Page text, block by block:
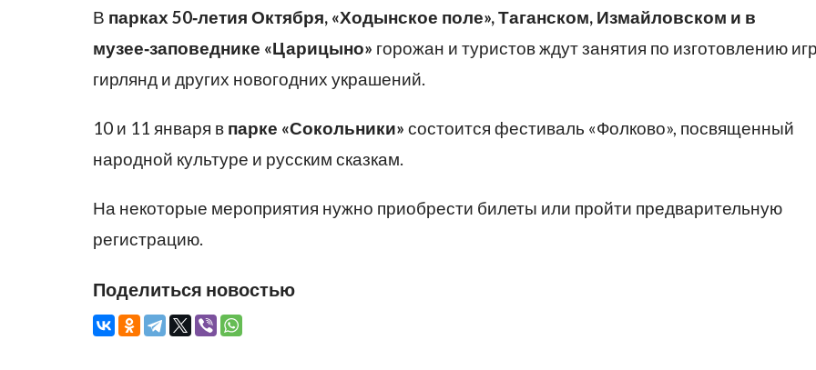
В парках 50‑летия Октября, «Ходынское поле», Таганском, Измайловском и в
музее‑заповеднике «Царицыно» горожан и туристов ждут занятия по изготовлению
гирлянд и других новогодних украшений.
10 и 11 января в парке «Сокольники» состоится фестиваль «Фолково», посвященный
народной культуре и русским сказкам.
На некоторые мероприятия нужно приобрести билеты или пройти предварительную
регистрацию.
Поделиться новостью